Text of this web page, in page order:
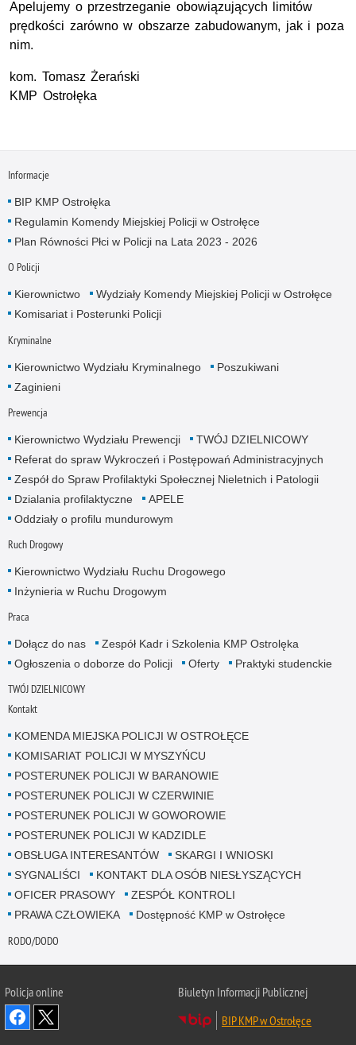
Apelujemy o przestrzeganie obowiązujących limitów
prędkości zarówno w obszarze zabudowanym, jak i poza
nim.
kom. Tomasz Żerański
KMP Ostrołęka
Informacje
BIP KMP Ostrołęka
Regulamin Komendy Miejskiej Policji w Ostrołęce
Plan Równości Płci w Policji na Lata 2023 - 2026
O Policji
Kierownictwo
Wydziały Komendy Miejskiej Policji w Ostrołęce
Komisariat i Posterunki Policji
Kryminalne
Kierownictwo Wydziału Kryminalnego
Poszukiwani
Zaginieni
Prewencja
Kierownictwo Wydziału Prewencji
TWÓJ DZIELNICOWY
Referat do spraw Wykroczeń i Postępowań Administracyjnych
Zespół do Spraw Profilaktyki Społecznej Nieletnich i Patologii
Dzialania profilaktyczne
APELE
Oddziały o profilu mundurowym
Ruch Drogowy
Kierownictwo Wydziału Ruchu Drogowego
Inżynieria w Ruchu Drogowym
Praca
Dołącz do nas
Zespół Kadr i Szkolenia KMP Ostrolęka
Ogłoszenia o doborze do Policji
Oferty Praktyki studenckie
TWÓJ DZIELNICOWY
Kontakt
KOMENDA MIEJSKA POLICJI W OSTROŁĘCE
KOMISARIAT POLICJI W MYSZYŃCU
POSTERUNEK POLICJI W BARANOWIE
POSTERUNEK POLICJI W CZERWINIE
POSTERUNEK POLICJI W GOWOROWIE
POSTERUNEK POLICJI W KADZIDLE
OBSŁUGA INTERESANTÓW
SKARGI I WNIOSKI
SYGNALIŚCI
KONTAKT DLA OSÓB NIESŁYSZĄCYCH
OFICER PRASOWY
ZESPÓŁ KONTROLI
PRAWA CZŁOWIEKA
Dostępność KMP w Ostrołęce
RODO/DODO
Policja online
Biuletyn Informacji Publicznej
BIP KMP w Ostrołęce